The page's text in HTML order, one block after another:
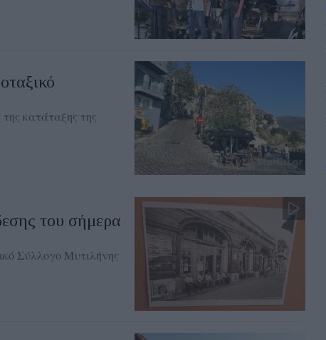
κατάταξης της
του σήμερα
Σύλλογο Μυτιλήνης